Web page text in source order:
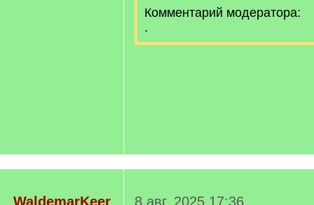
Комментарий модератора:
.
WaldemarKeer 8 авг. 2025 17:36